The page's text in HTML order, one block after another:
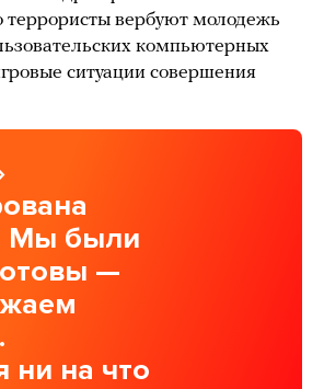
террористы вербуют молодежь
компьютерных
ситуации совершения
Мы были
—
ни на что